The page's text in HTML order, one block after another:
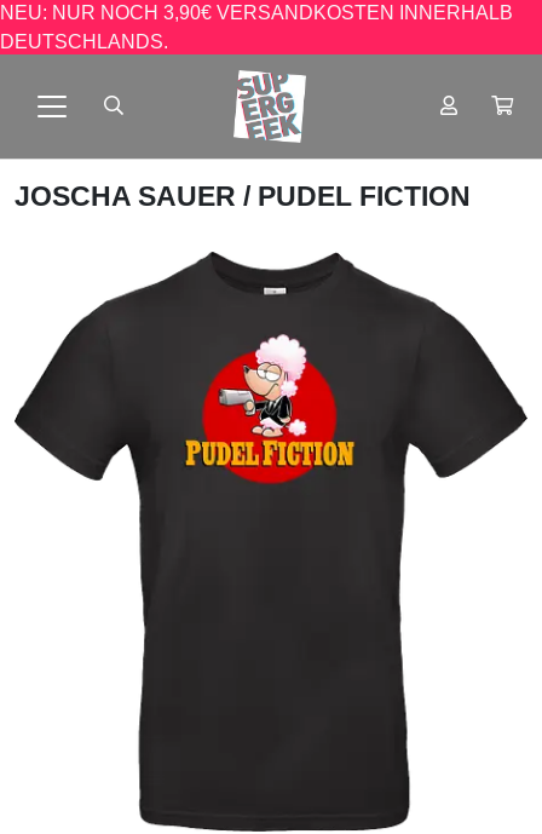
NEU: NUR NOCH 3,90€ VERSANDKOSTEN INNERHALB
DEUTSCHLANDS.
JOSCHA SAUER / PUDEL FICTION